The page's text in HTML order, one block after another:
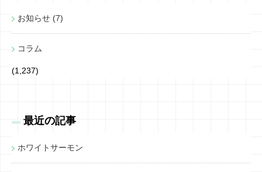
お知らせ (7)
コラム
(1,237)
最近の記事
ホワイトサーモン